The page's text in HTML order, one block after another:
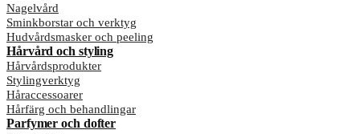
Nagelvård
Sminkborstar och verktyg
Hudvårdsmasker och peeling
Hårvård och styling
Hårvårdsprodukter
Stylingverktyg
Håraccessoarer
Hårfärg och behandlingar
Parfymer och dofter